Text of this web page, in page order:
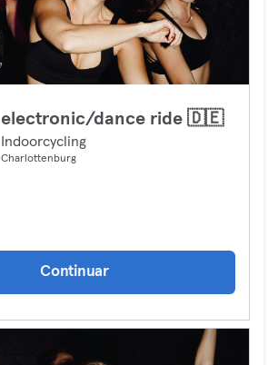
electronic/dance ride 🇩🇪
Indoorcycling
Charlottenburg
Continuar